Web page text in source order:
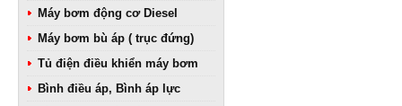
Máy bơm động cơ Diesel
Máy bơm bù áp ( trục đứng)
Tủ điện điều khiển máy bơm
Bình điều áp, Bình áp lực